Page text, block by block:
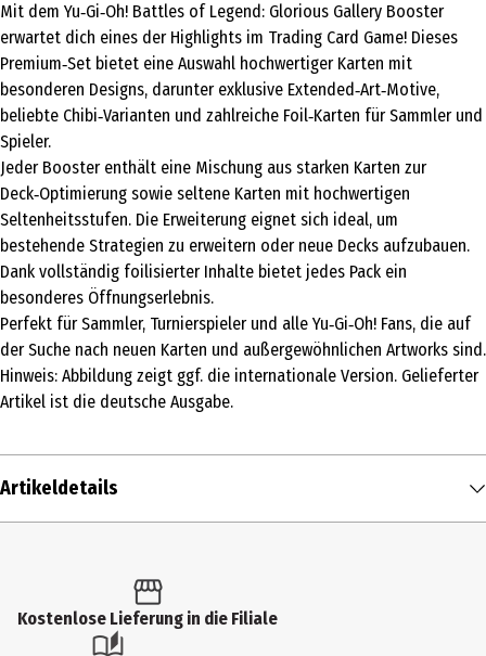
Mit dem Yu‑Gi‑Oh! Battles of Legend: Glorious Gallery Booster
erwartet dich eines der Highlights im Trading Card Game! Dieses
Premium‑Set bietet eine Auswahl hochwertiger Karten mit
besonderen Designs, darunter exklusive Extended‑Art‑Motive,
beliebte Chibi‑Varianten und zahlreiche Foil‑Karten für Sammler und
Spieler.
Jeder Booster enthält eine Mischung aus starken Karten zur
Deck‑Optimierung sowie seltene Karten mit hochwertigen
Seltenheitsstufen. Die Erweiterung eignet sich ideal, um
bestehende Strategien zu erweitern oder neue Decks aufzubauen.
Dank vollständig foilisierter Inhalte bietet jedes Pack ein
besonderes Öffnungserlebnis.
Perfekt für Sammler, Turnierspieler und alle Yu‑Gi‑Oh! Fans, die auf
der Suche nach neuen Karten und außergewöhnlichen Artworks sind.
Hinweis: Abbildung zeigt ggf. die internationale Version. Gelieferter
Artikel ist die deutsche Ausgabe.
Artikeldetails
Produkttyp
Kostenlose Lieferung in die Filiale